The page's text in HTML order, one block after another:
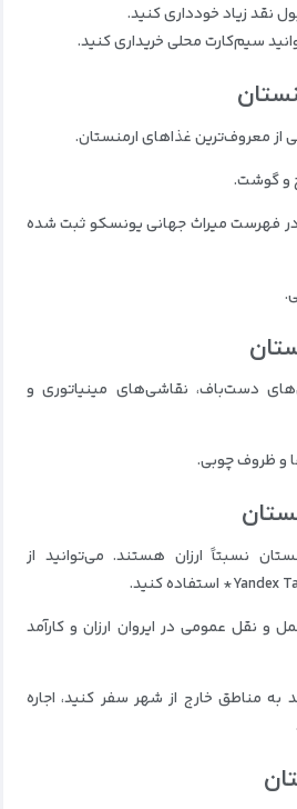
نقد زیاد خودداری کنید.
سیم‌کارت محلی خریداری کنید.
از معروف‌ترین غذاهای ارمنستان.
و گوشت.
فهرست میراث جهانی یونسکو ثبت شده
دست‌باف، نقاشی‌های مینیاتوری و
و ظروف چوبی.
نسبتاً ارزان هستند. می‌توانید از
و نقل عمومی در ایروان ارزان و کارآمد
به مناطق خارج از شهر سفر کنید، اجاره